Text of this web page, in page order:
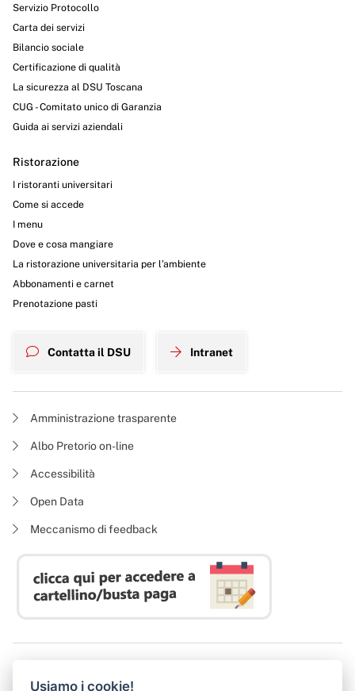
Servizio Protocollo
Carta dei servizi
Bilancio sociale
Certificazione di qualità
La sicurezza al DSU Toscana
CUG - Comitato unico di Garanzia
Guida ai servizi aziendali
Ristorazione
I ristoranti universitari
Come si accede
I menu
Dove e cosa mangiare
La ristorazione universitaria per l’ambiente
Abbonamenti e carnet
Prenotazione pasti
Contatta il DSU Intranet
Amministrazione trasparente
Albo Pretorio on-line
Accessibilità
Open Data
Meccanismo di feedback
Usiamo i cookie!